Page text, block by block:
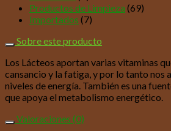
Productos de Limpieza (69)
Importados (7)
Sobre este producto
Los Lácteos aportan varias vitaminas
cansancio y la fatiga, y por lo tanto nos
niveles de energía. También es una
que apoya el metabolismo energético.
Valoraciones (0)